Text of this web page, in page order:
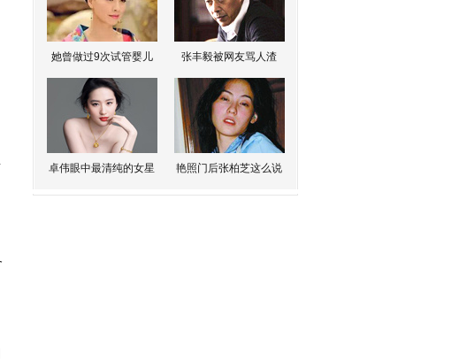
她曾做过9次试管婴儿 张丰毅被网友骂人渣
卓伟眼中最清纯的女星 艳照门后张柏芝这么说